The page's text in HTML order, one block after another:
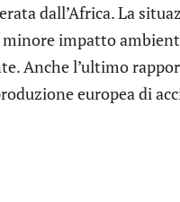
dall’Africa. La
impatto
Anche l’ultimo
europea di